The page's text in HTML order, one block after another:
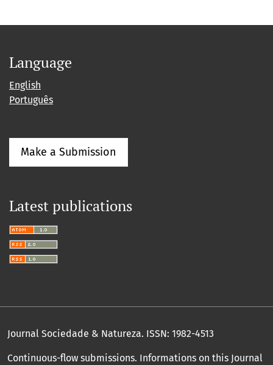
Language
English
Português
Make a Submission
Latest publications
Journal Sociedade & Natureza. ISSN: 1982-4513
Continuous-flow submissions. Informations on this Journal